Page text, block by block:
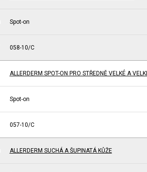
Spot-on
058-10/C
ALLERDERM SPOT-ON PRO STŘEDNĚ VELKÉ A
Spot-on
057-10/C
ALLERDERM SUCHÁ A ŠUPINATÁ KŮŽE